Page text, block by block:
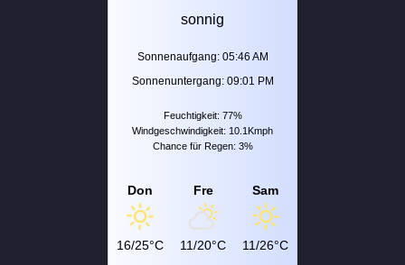
sonnig
Sonnenaufgang: 05:46 AM
Sonnenuntergang: 09:01 PM
Feuchtigkeit: 77%
Windgeschwindigkeit: 10.1Kmph
Chance für Regen: 3%
Don
16/25°C
Fre
11/20°C
Sam
11/26°C